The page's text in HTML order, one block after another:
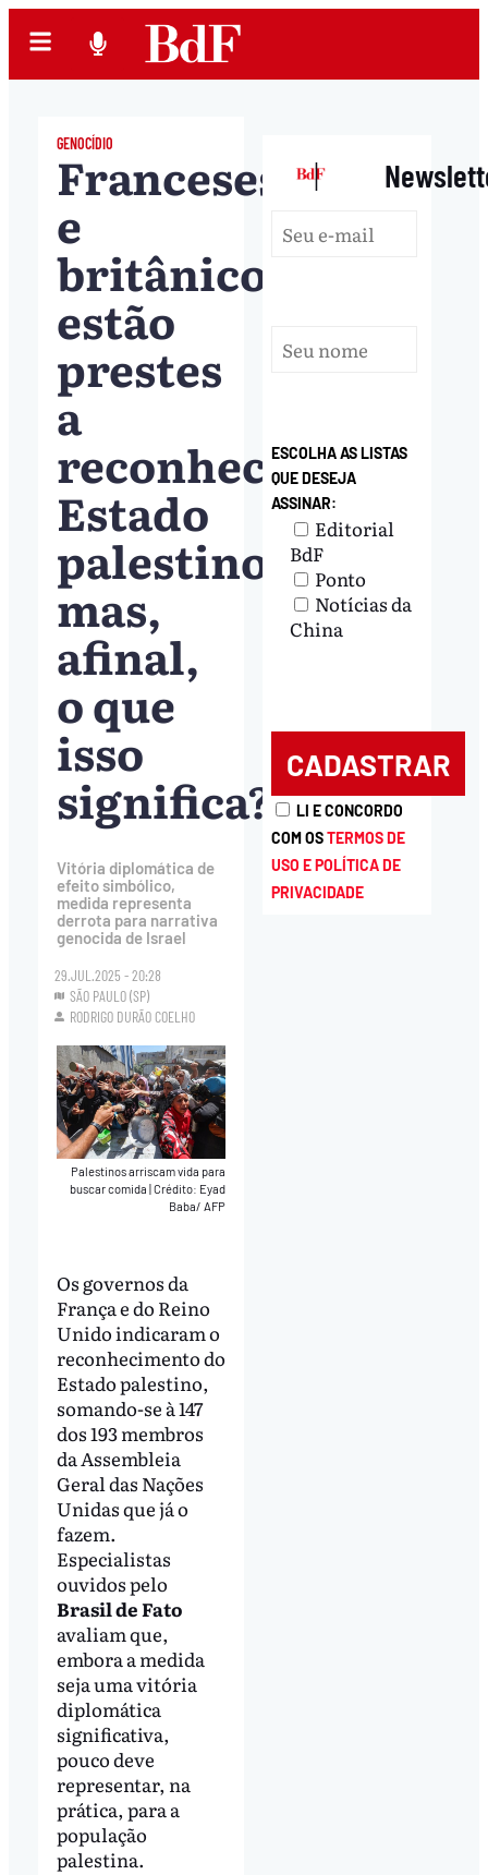
GENOCÍDIO
Franceses
e
britânicos
estão
prestes
a
reconhecer
Estado
palestino;
mas,
afinal,
o que
isso
significa?
Vitória diplomática de
efeito simbólico,
medida representa
derrota para narrativa
genocida de Israel
29.JUL.2025 - 20:28
SÃO PAULO (SP)
RODRIGO DURÃO COELHO
Palestinos arriscam vida para
buscar comida|Crédito: Eyad
Baba/ AFP
Os governos da
França e do Reino
Unido indicaram o
reconhecimento do
Estado palestino,
somando-se à 147
dos 193 membros
da Assembleia
Geral das Nações
Unidas que já o
fazem.
Especialistas
ouvidos pelo
Brasil de Fato
avaliam que,
embora a medida
seja uma vitória
diplomática
significativa,
pouco deve
representar, na
prática, para a
população
palestina.
|
ESCOLHA AS LISTAS
QUE DESEJA
ASSINAR:
Editorial
BdF
Ponto
Notícias da
China
LI E CONCORDO
COM OSTERMOS DE
USO E POLÍTICA DE
PRIVACIDADE